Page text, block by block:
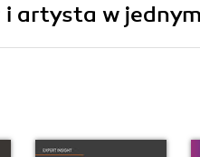
artysta w